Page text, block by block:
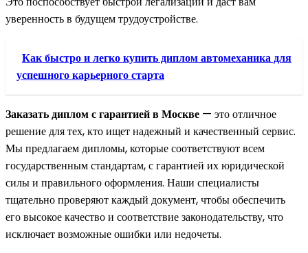
уверенность в будущем трудоустройстве.
Как быстро и легко купить диплом автомеханика для
успешного карьерного старта
Заказать диплом с гарантией в Москве — это отличное
решение для тех, кто ищет надежный и качественный сервис.
Мы предлагаем дипломы, которые соответствуют всем
государственным стандартам, с гарантией их юридической
силы и правильного оформления. Наши специалисты
тщательно проверяют каждый документ, чтобы обеспечить
его высокое качество и соответствие законодательству, что
исключает возможные ошибки или недочеты.